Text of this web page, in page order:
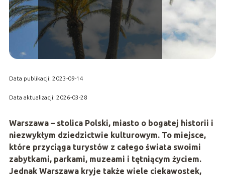
Data publikacji: 2023-09-14
Data aktualizacji: 2026-03-28
Warszawa – stolica Polski, miasto o bogatej historii i
niezwykłym dziedzictwie kulturowym. To miejsce,
które przyciąga turystów z całego świata swoimi
zabytkami, parkami, muzeami i tętniącym życiem.
Jednak Warszawa kryje także wiele ciekawostek,